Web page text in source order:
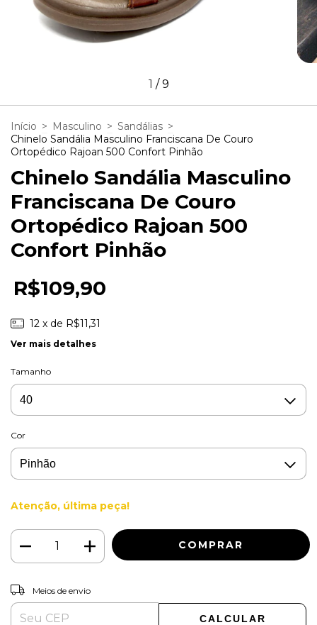
1 /9
Início > Masculino > Sandálias >
Chinelo Sandália Masculino Franciscana De Couro
Ortopédico Rajoan 500 Confort Pinhão
Chinelo Sandália Masculino
Franciscana De Couro
Ortopédico Rajoan 500
Confort Pinhão
R$109,90
12 x de R$11,31
Ver mais detalhes
Tamanho
Cor
Atenção, última peça!
Entregas para o CEP:
Meios de envio
CALCULAR